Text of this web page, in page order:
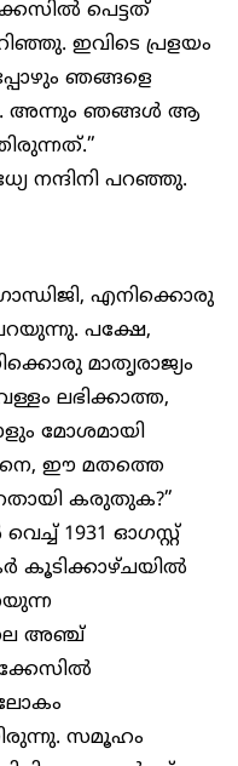
പെട്ടത്
ഇവിടെ പ്രളയം
ഞങ്ങളെ
അന്നും ഞങ്ങൾ ആ
നന്ദിനി പറഞ്ഞു.
എനിക്കൊരു
പക്ഷേ,
മാതൃരാജ്യം
ലഭിക്കാത്ത,
മോശമായി
ഈ മതത്തെ
കരുതുക?”
1931 ഓഗസ്റ്റ്
കൂടിക്കാഴ്ചയിൽ
അഞ്ച്
സമൂഹം